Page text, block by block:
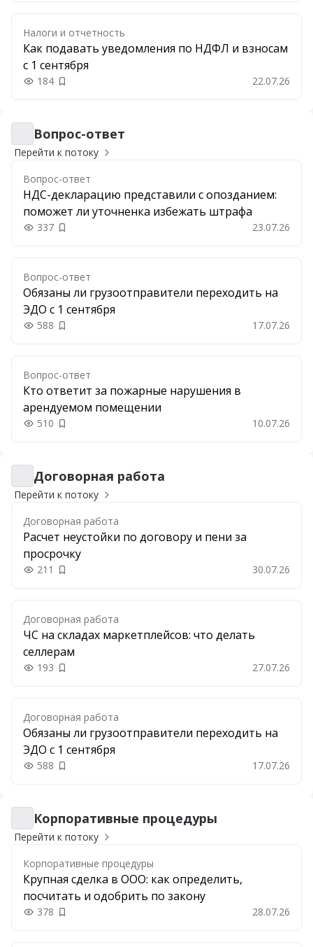
Налоги и отчетность
Как подавать уведомления по НДФЛ и взносам
с 1 сентября
184 Добавить в закладки 22.07.26
Вопрос-ответ
Вопрос-ответ
Перейти к потоку
Вопрос-ответ
НДС-декларацию представили с опозданием:
поможет ли уточненка избежать штрафа
337 Добавить в закладки 23.07.26
Вопрос-ответ
Обязаны ли грузоотправители переходить на
ЭДО с 1 сентября
588 Добавить в закладки 17.07.26
Вопрос-ответ
Кто ответит за пожарные нарушения в
арендуемом помещении
510 Добавить в закладки 10.07.26
Договорная работа
Договорная работа
Перейти к потоку
Договорная работа
Расчет неустойки по договору и пени за
просрочку
211 Добавить в закладки 30.07.26
Договорная работа
ЧС на складах маркетплейсов: что делать
селлерам
193 Добавить в закладки 27.07.26
Договорная работа
Обязаны ли грузоотправители переходить на
ЭДО с 1 сентября
588 Добавить в закладки 17.07.26
Корпоративные процедуры
Корпоративные процедуры
Перейти к потоку
Корпоративные процедуры
Крупная сделка в ООО: как определить,
посчитать и одобрить по закону
378 Добавить в закладки 28.07.26